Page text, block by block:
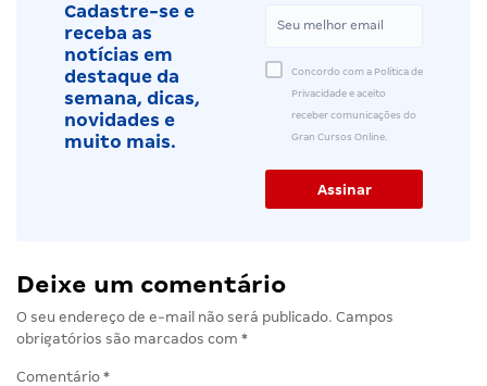
Cadastre-se e
receba as
notícias em
destaque da
semana, dicas,
novidades e
muito mais.
Concordo com a Política de
Privacidade e aceito
receber comunicações do
Gran Cursos Online.
Deixe um comentário
O seu endereço de e-mail não será publicado. Campos
obrigatórios são marcados com *
Comentário *